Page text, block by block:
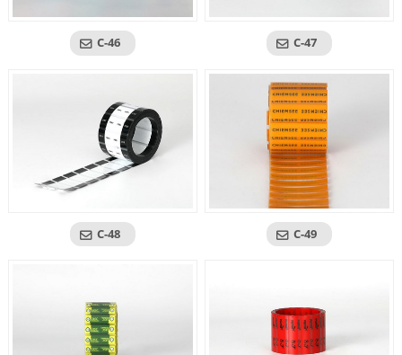
C-46 C-47
C-48 C-49